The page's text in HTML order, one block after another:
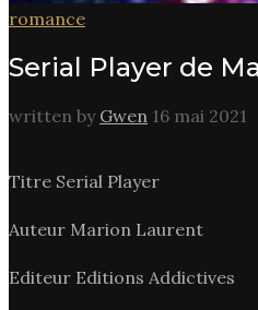
romance
Serial Player de
written by Gwen 16 mai 2021
Titre Serial Player
Auteur Marion Laurent
Editeur Editions Addictives